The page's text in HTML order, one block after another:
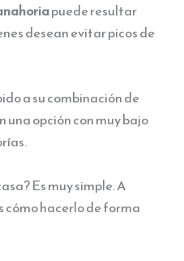
puede resultar
desean evitar picos de
a su combinación de
opción con muy bajo
Es muy simple. A
hacerlo de forma